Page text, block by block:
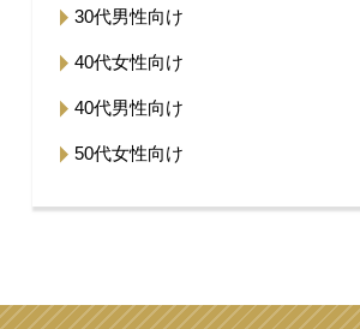
30代男性向け
40代女性向け
40代男性向け
50代女性向け